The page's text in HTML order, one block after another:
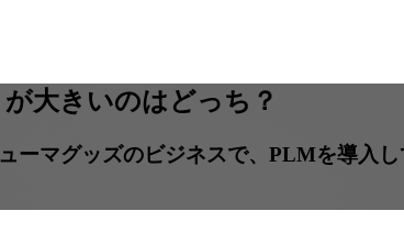
大きいのはどっち？
ーマグッズのビジネスで、PLMを導入